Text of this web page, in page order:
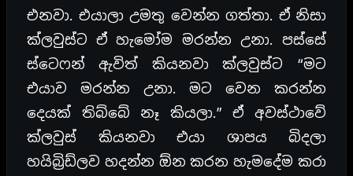
එනවා. එයාලා උමතු වෙන්න ගත්තා. ඒ නිසා
ක්ලවුස්ට ඒ හැමෝම මරන්න උනා. පස්සේ
ස්ටෙෆන් ඇවිත් කියනවා ක්ලවුස්ට “මට
එයාව මරන්න උනා. මට වෙන කරන්න
දෙයක් තිබ්බේ නෑ කියලා.” ඒ අවස්ථාවේ
ක්ලවුස් කියනවා එයා ශාපය බිදලා
හයිබ්‍රිඩ්ලව හදන්න ඕන කරන හැමදේම කරා